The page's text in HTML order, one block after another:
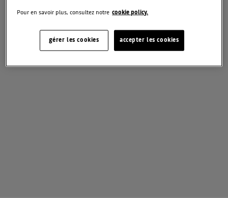
Pour en savoir plus, consultez notre cookie policy.
accepter les cookies
gérer les cookies